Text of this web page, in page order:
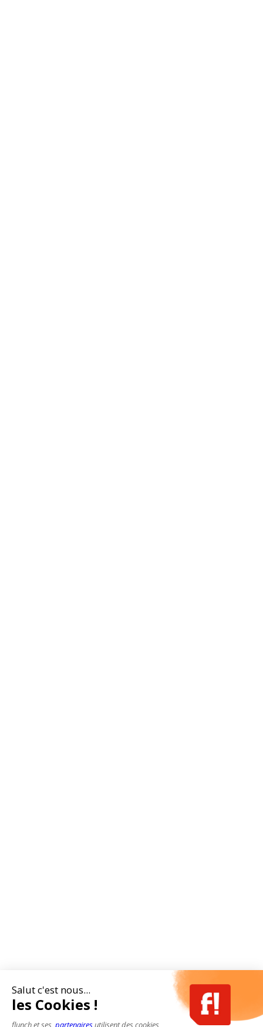
Salut c'est nous...
les Cookies !
flunch et ses partenairesutilisent des cookies